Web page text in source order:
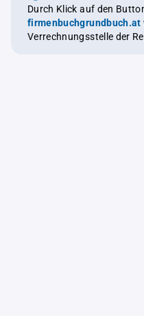
Durch Klick auf den
firmenbuchgrundbuch.at weitergeleitet, eine offizielle
Verrechnungsstelle der